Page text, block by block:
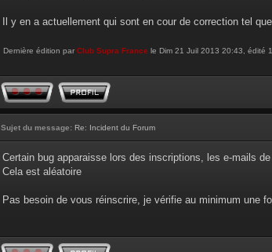
Il y en a actuellement qui sont en cour de correction tel
Dernière édition par Club Supra France le Dim 21 Juil 2013 20:43, édité 1
Sujet du message: Re: Incident du Forum
Certain bug apparaisse lors des inscriptions, les e-mails
Cela est aléatoire
Pas besoin de vous réinscrire, je vérifie au minimum une